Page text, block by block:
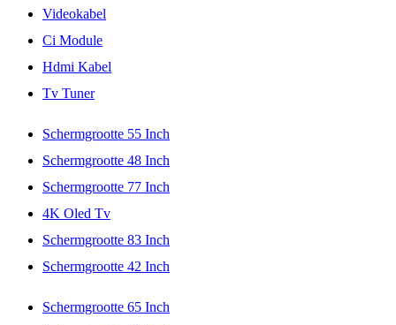
Videokabel
Ci Module
Hdmi Kabel
Tv Tuner
Schermgrootte 55 Inch
Schermgrootte 48 Inch
Schermgrootte 77 Inch
4K Oled Tv
Schermgrootte 83 Inch
Schermgrootte 42 Inch
Schermgrootte 65 Inch